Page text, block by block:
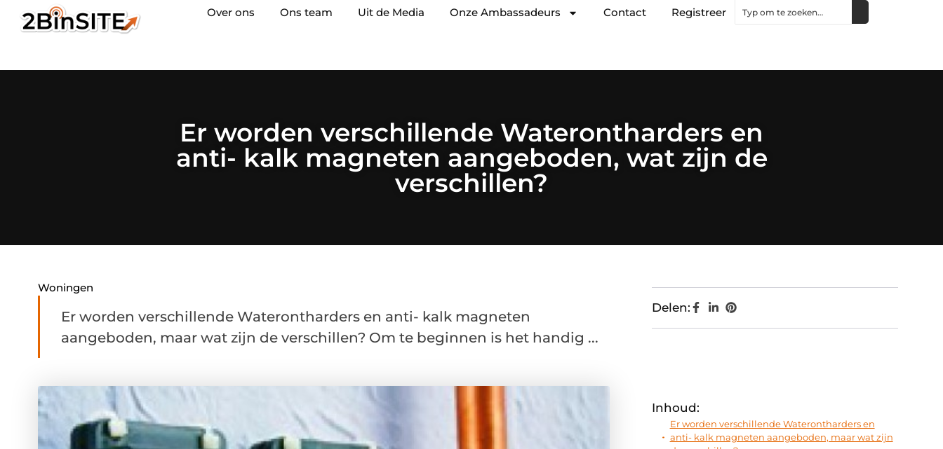
Over ons Ons team Uit de Media Onze Ambassadeurs Contact Registreer
Er worden verschillende Waterontharders en
anti- kalk magneten aangeboden, wat zijn de
verschillen?
Woningen
Er worden verschillende Waterontharders en anti- kalk magneten
aangeboden, maar wat zijn de verschillen? Om te beginnen is het handig ...
Delen:
Inhoud:
Er worden verschillende Waterontharders en
anti- kalk magneten aangeboden, maar wat zijn